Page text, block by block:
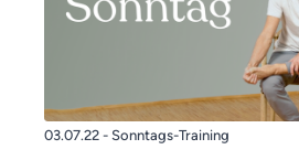
03.07.22 - Sonntags-Training